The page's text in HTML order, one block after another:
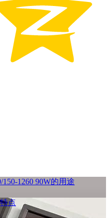
1260 90W的用途
点